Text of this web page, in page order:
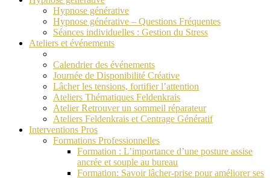
Hypnose générative
Hypnose générative – Questions Fréquentes
Séances individuelles : Gestion du Stress
Ateliers et événements
Calendrier des événements
Journée de Disponibilité Créative
Lâcher les tensions, fortifier l’attention
Ateliers Thématiques Feldenkrais
Atelier Retrouver un sommeil réparateur
Ateliers Feldenkrais et Centrage Génératif
Interventions Pros
Formations Professionnelles
Formation : L’importance d’une posture assise
ancrée et souple au bureau
Formation: Savoir lâcher-prise pour améliorer ses